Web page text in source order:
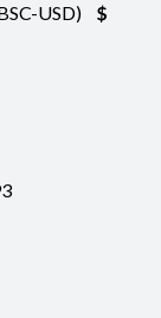
USD)
$